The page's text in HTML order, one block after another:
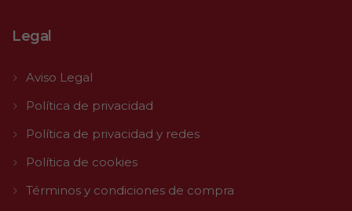
Legal
Aviso Legal
Política de privacidad
Política de privacidad y redes
Política de cookies
Términos y condiciones de compra